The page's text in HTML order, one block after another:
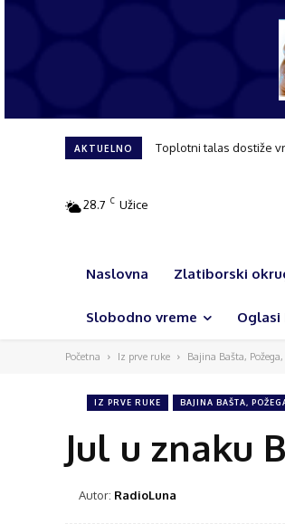
AKTUELNO Toplotni talas dostiže
28.7 C Užice
Naslovna Zlatiborski
Slobodno vreme Oglasi
Početna Iz prve ruke Bajina Bašta,
IZ PRVE RUKE BAJINA BAŠTA,
Jul u znaku
Autor: RadioLuna